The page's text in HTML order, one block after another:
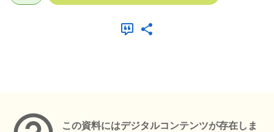
この資料にはデジタルコンテンツが存在しま